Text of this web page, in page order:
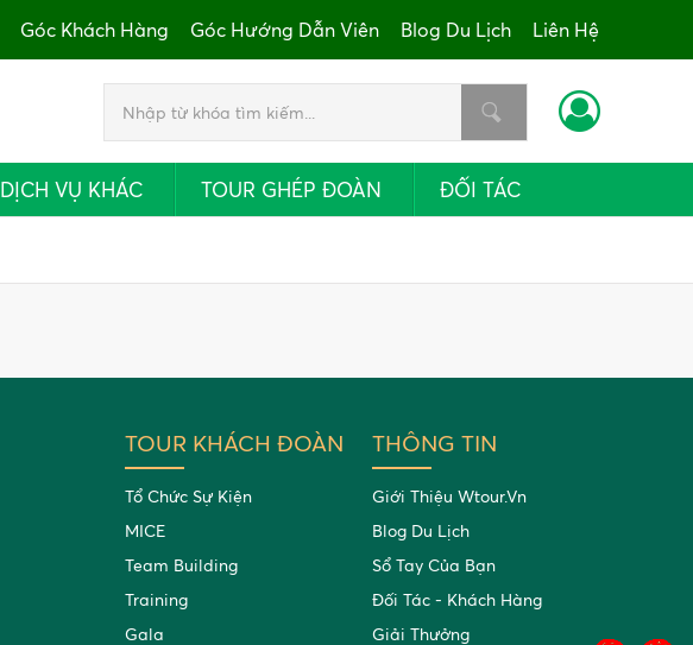
Góc Khách Hàng Góc Hướng Dẫn Viên Blog Du Lịch Liên Hệ
DỊCH VỤ KHÁC TOUR GHÉP ĐOÀN ĐỐI TÁC
TOUR KHÁCH ĐOÀN
Tổ Chức Sự Kiện
MICE
Team Building
Training
Gala
THÔNG TIN
Giới Thiệu Wtour.vn
Blog Du Lịch
Sổ Tay Của Bạn
Đối Tác - Khách Hàng
Giải Thưởng